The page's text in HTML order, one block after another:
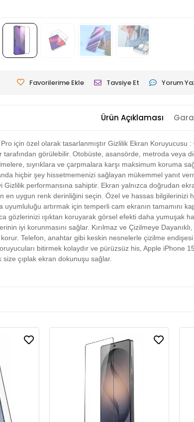
Favorilerime Ekle Tavsiye Et Yorum
Ürün Açıklaması
için özel olarak tasarlanmıştır Gizlilik Ekran
tarafından görülebilir. Otobüste, asansörde, metroda veya
sıyrıklara ve çarpmalara karşı maksimum koruma
hiçbir şey hissetmemenizi sağlayan mükemmel yanıt
Gizlilik performansına sahiptir. Ekran yalnızca doğrudan
en uygun renk derinliğini seçin. Özel ve hassas bilgilerinizi
uyumluluğu artırmak için temperli cam ekranın tamamını
gözlerinizi ışıktan koruyarak görsel efekti daha
iyi korunmasını sağlar. Kırılmaz ve Çizilmeye
Telefon, anahtar gibi keskin nesnelerle çizilme
bitirmek kolaydır ve pürüzsüz his, Apple iPhone
çıplak ekran dokunuşu sağlar.